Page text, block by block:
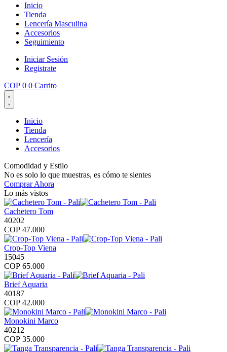
Inicio
Tienda
Lencería Masculina
Accesorios
Seguimiento
Iniciar Sesión
Registrate
COP 0 0 Carrito
Inicio
Tienda
Lencería
Accesorios
Comodidad y Estilo
No es solo lo que muestras, es cómo te sientes
Comprar Ahora
Lo más vistos
Cachetero Tom
40202
COP 47.000
Crop-Top Viena
15045
COP 65.000
Brief Aquaria
40187
COP 42.000
Monokini Marco
40212
COP 35.000